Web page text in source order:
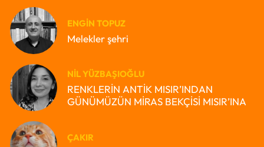
ENGIN TOPUZ
Melekler şehri
NIL YÜZBAŞIOĞLU
RENKLERİN ANTİK MISIR’INDAN
GÜNÜMÜZÜN MİRAS BEKÇİSİ MISIR’INA
ÇAKIR